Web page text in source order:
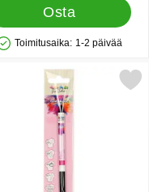
Osta
Varastossa
Toimitusaika: 1-2 päivää
suosikiksimusta Tussi